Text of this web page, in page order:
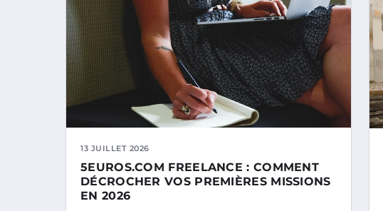
13 JUILLET 2026
5EUROS.COM FREELANCE : COMMENT
DÉCROCHER VOS PREMIÈRES MISSIONS
EN 2026